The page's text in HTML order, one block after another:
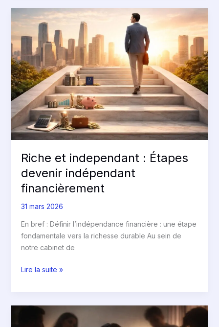
Riche et independant : Étapes
devenir indépendant
financièrement
31 mars 2026
En bref : Définir l’indépendance financière : une étape
fondamentale vers la richesse durable Au sein de
notre cabinet de
Riche
et
independant
:
Étapes
devenir
indépendant
financièrement
Lire la suite »
choses